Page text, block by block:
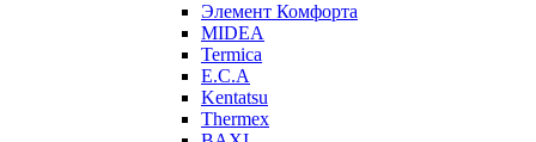
Элемент Комфорта
MIDEA
Termica
E.C.A
Kentatsu
Thermex